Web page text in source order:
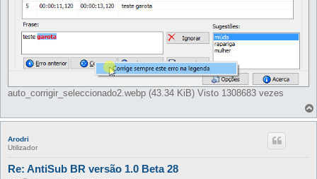
auto_corrigir_seleccionado2.webp (43.34 KiB) Visto 1308683 vezes
Arodri
Utilizador
Re: AntiSub BR versão 1.0 Beta 28